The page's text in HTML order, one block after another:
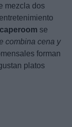
mezcla dos
se
combina cena y
forman
platos